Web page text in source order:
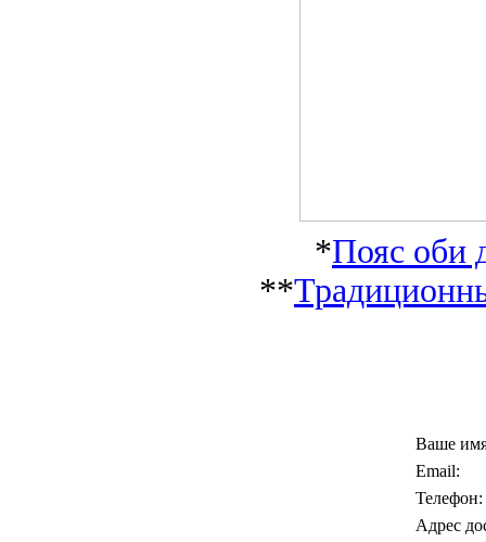
*Пояс оби
**
Ваше
Email:
Телефон:
Адрес